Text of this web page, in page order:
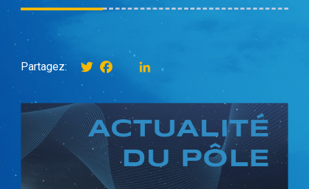
Partagez: TwitterFacebookinstagram